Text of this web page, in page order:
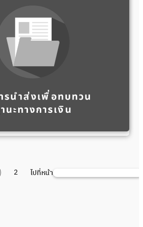
2 ไปที่หน้าค้นหา